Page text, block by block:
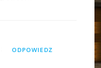
ODPOWIEDZ